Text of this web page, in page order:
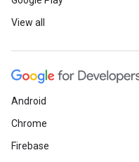
View all
Android
Chrome
Firebase